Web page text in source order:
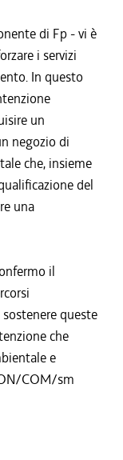
di Fp - vi è
i servizi
In questo
un
negozio di
che, insieme
del
una
il
queste
che
e
COM/sm